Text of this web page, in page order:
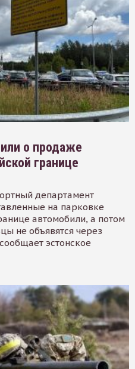
о продаже
границе
департамент
на парковке
автомобили, а потом
не объявятся через
эстонское